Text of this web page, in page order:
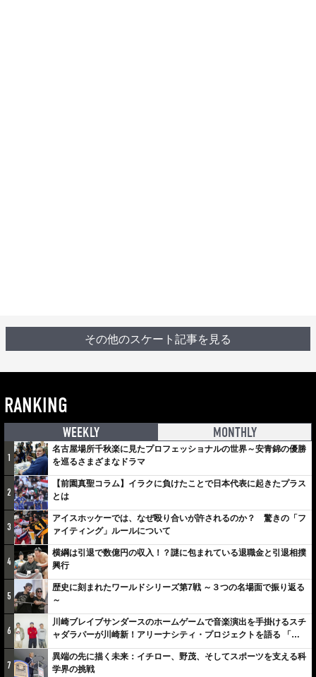
その他のスケート記事を見る
RANKING
WEEKLY MONTHLY
1
名古屋場所千秋楽に見たプロフェッショナルの世界～安青錦の優勝
を巡るさまざまなドラマ
2
【前園真聖コラム】イラクに負けたことで日本代表に起きたプラス
とは
3
アイスホッケーでは、なぜ殴り合いが許されるのか？ 驚きの「フ
ァイティング」ルールについて
4
横綱は引退で数億円の収入！？謎に包まれている退職金と引退相撲
興行
5
歴史に刻まれたワールドシリーズ第7戦 ～３つの名場面で振り返る
～
6
川崎ブレイブサンダースのホームゲームで音楽演出を手掛けるスチ
ャダラパーが川崎新！アリーナシティ・プロジェクトを語る 「楽
しみでしかないでしょ。川崎は、ずっと成長曲線だから」
7
異端の先に描く未来：イチロー、野茂、そしてスポーツを支える科
学界の挑戦